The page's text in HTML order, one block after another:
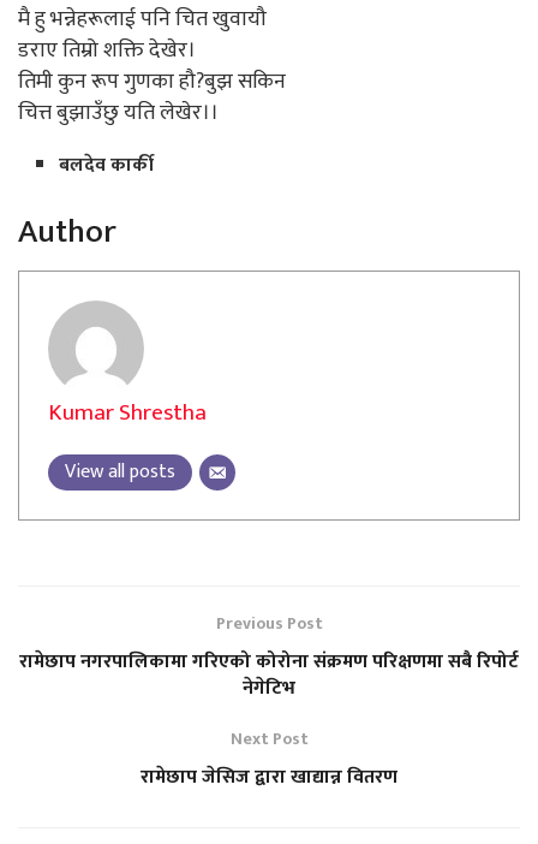
मै हु भन्नेहरूलाई पनि चित खुवायौ
डराए तिम्रो शक्ति देखेर।
तिमी कुन रूप गुणका हौ?बुझ सकिन
चित्त बुझाउँछु यति लेखेर।।
बलदेव कार्की
Author
Kumar Shrestha
View all posts
Previous Post
रामेछाप नगरपालिकामा गरिएको कोरोना संक्रमण परिक्षणमा सबै रिपोर्ट
नेगेटिभ
Next Post
रामेछाप जेसिज द्वारा खाद्यान्न वितरण